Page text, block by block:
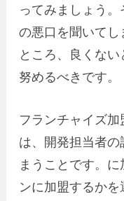
ってみましょう
の悪口を聞いて
ところ、良くな
努めるべきです。
フランチャイズ
は、開発担当者
まうことです。
ンに加盟するか